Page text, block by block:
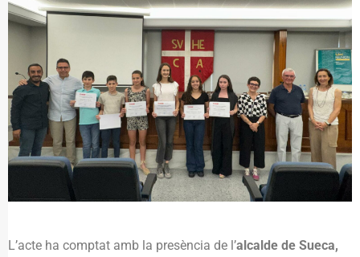
L’acte ha comptat amb la presència de l’alcalde de Sueca,